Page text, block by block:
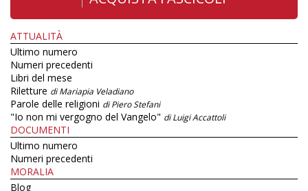
ATTUALITÀ
Ultimo numero
Numeri precedenti
Libri del mese
Riletture di Mariapia Veladiano
Parole delle religioni di Piero Stefani
"Io non mi vergogno del Vangelo" di Luigi Accattoli
DOCUMENTI
Ultimo numero
Numeri precedenti
MORALIA
Blog